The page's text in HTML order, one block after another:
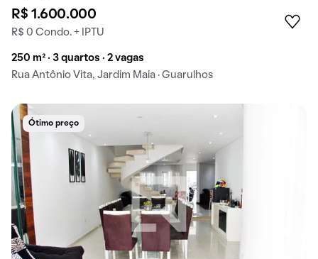
R$ 1.600.000
R$ 0 Condo. + IPTU
250 m² · 3 quartos · 2 vagas
Rua Antônio Vita, Jardim Maia · Guarulhos
Ótimo preço